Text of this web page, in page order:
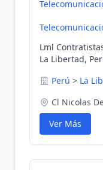
Lml
La Libertad,
Perú > La
Cl Nicolas
Ver Más